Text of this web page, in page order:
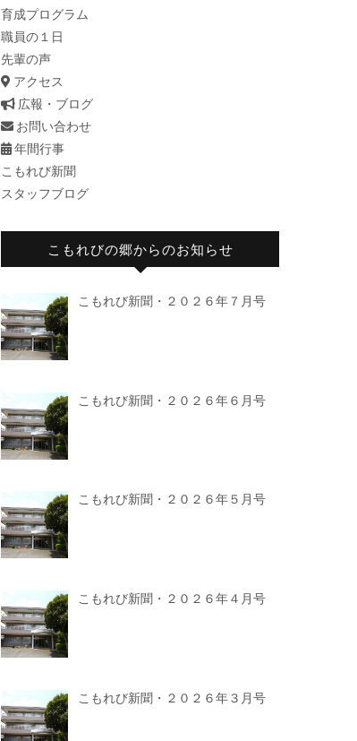
育成プログラム
職員の１日
先輩の声
アクセス
広報・ブログ
お問い合わせ
年間行事
こもれび新聞
スタッフブログ
こもれびの郷からのお知らせ
こもれび新聞・２０２６年７月号
こもれび新聞・２０２６年６月号
こもれび新聞・２０２６年５月号
こもれび新聞・２０２６年４月号
こもれび新聞・２０２６年３月号